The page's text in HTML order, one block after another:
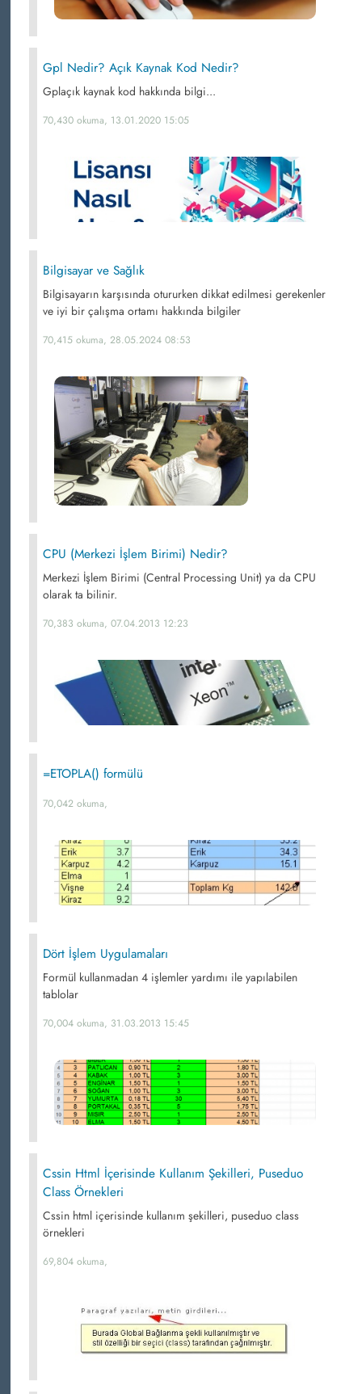
Gpl Nedir? Açık Kaynak Kod Nedir?
Gplaçık kaynak kod hakkında bilgi...
70,430 okuma, 13.01.2020 15:05
Bilgisayar ve Sağlık
Bilgisayarın karşısında otururken dikkat edilmesi gerekenler
ve iyi bir çalışma ortamı hakkında bilgiler
70,415 okuma, 28.05.2024 08:53
CPU (Merkezi İşlem Birimi) Nedir?
Merkezi İşlem Birimi (Central Processing Unit) ya da CPU
olarak ta bilinir.
70,383 okuma, 07.04.2013 12:23
=ETOPLA() formülü
70,042 okuma,
Dört İşlem Uygulamaları
Formül kullanmadan 4 işlemler yardımı ile yapılabilen
tablolar
70,004 okuma, 31.03.2013 15:45
Cssin Html İçerisinde Kullanım Şekilleri, Puseduo
Class Örnekleri
Cssin html içerisinde kullanım şekilleri, puseduo class
örnekleri
69,804 okuma,